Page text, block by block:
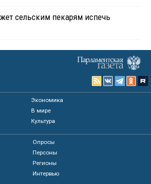
сельским пекарям испечь
Экономика
В мире
Культура
Опросы
Персоны
Регионы
Интервью